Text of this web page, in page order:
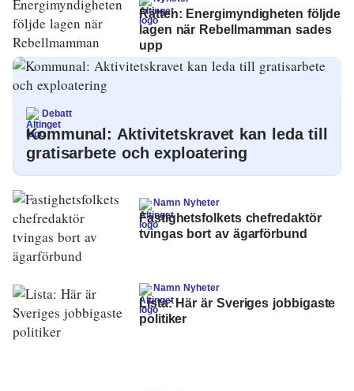
Rätten: Energimyndigheten följde
lagen när Rebellmamman sades
upp
Debatt
Kommunal: Aktivitetskravet kan leda till
gratisarbete och exploatering
Namn Nyheter
Fastighetsfolkets chefredaktör
tvingas bort av ägarförbund
Namn Nyheter
Lista: Här är Sveriges jobbigaste
politiker